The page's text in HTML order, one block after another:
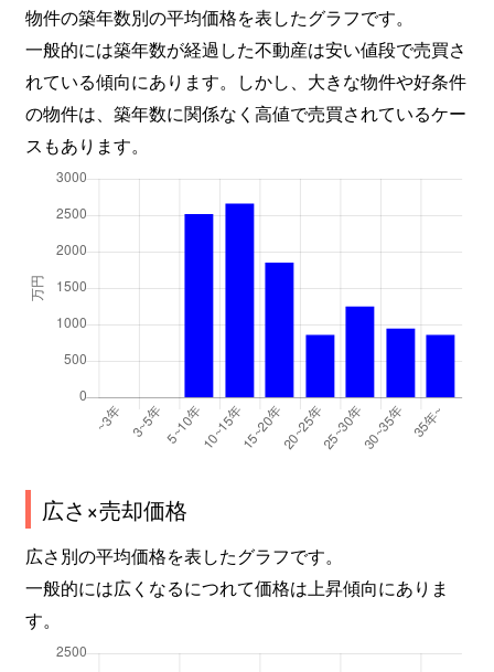
物件の築年数別の平均価格を表したグラフです。
一般的には築年数が経過した不動産は安い値段で売買さ
れている傾向にあります。しかし、大きな物件や好条件
の物件は、築年数に関係なく高値で売買されているケー
スもあります。
広さ×売却価格
広さ別の平均価格を表したグラフです。
一般的には広くなるにつれて価格は上昇傾向にありま
す。